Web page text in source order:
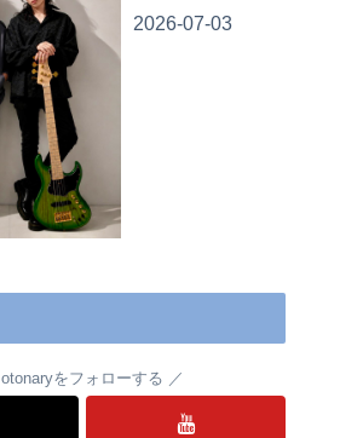
2026-07-03
otonaryをフォローする